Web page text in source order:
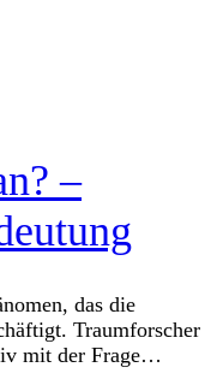
–
das die
Traumforscher
mit der Frage